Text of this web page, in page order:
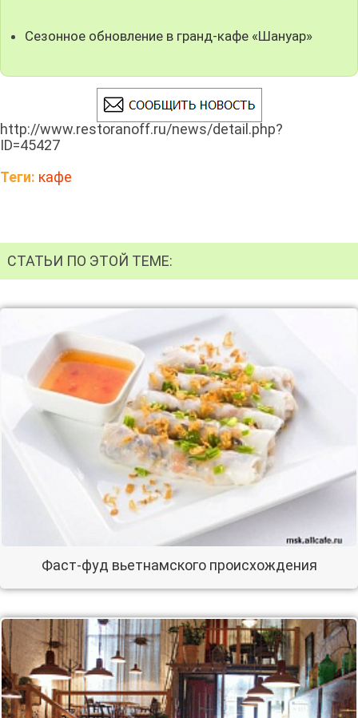
Сезонное обновление в гранд-кафе «Шануар»
http://www.restoranoff.ru/news/detail.php?
ID=45427
Теги: кафе
СТАТЬИ ПО ЭТОЙ ТЕМЕ:
Фаст-фуд вьетнамского происхождения